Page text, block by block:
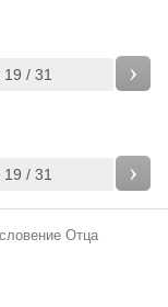
/ 31 ›
/ 31 ›
Отца